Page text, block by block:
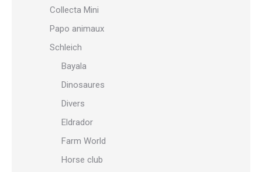
Collecta Mini
Papo animaux
Schleich
Bayala
Dinosaures
Divers
Eldrador
Farm World
Horse club